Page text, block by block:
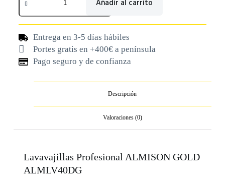
Añadir al carrito
Entrega en 3-5 días hábiles
Portes gratis en +400€ a península
Pago seguro y de confianza
Descripción
Valoraciones (0)
Lavavajillas Profesional ALMISON GOLD
ALMLV40DG